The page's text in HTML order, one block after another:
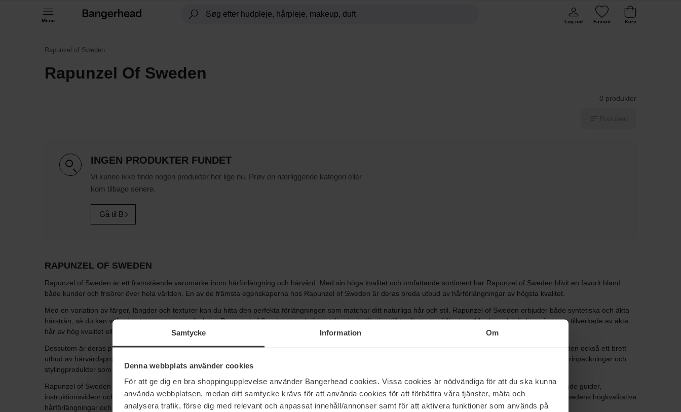
Samtycke Information Om
Denna webbplats använder cookies
För att ge dig en bra shoppingupplevelse använder Bangerhead cookies. Vissa cookies är nödvändiga för att du ska kunna
använda webbplatsen, medan ditt samtycke krävs för att använda cookies för att förbättra våra tjänster, mäta och
analysera trafik, förse dig med relevant och anpassat innehåll/annonser samt för att aktivera funktioner som används på
Menu Log ind Favorit Kurv
Rapunzel of Sweden
Rapunzel Of Sweden
0 produkter
INGEN PRODUKTER FUNDET
Vi kunne ikke finde nogen produkter her lige nu. Prøv en nærliggende kategori eller
kom tilbage senere.
Gå til B
RAPUNZEL OF SWEDEN
Rapunzel of Sweden är ett framstående varumärke inom hårförlängning och hårvård. Med sin höga kvalitet och omfattande sortiment har Rapunzel of Sweden blivit en favorit bland
både kunder och frisörer över hela världen. En av de främsta egenskaperna hos Rapunzel of Sweden är deras breda utbud av hårförlängningar av högsta kvalitet.
Med en variation av färger, längder och texturer kan du hitta den perfekta förlängningen som matchar ditt naturliga hår och stil. Rapunzel of Sweden erbjuder både syntetiska och äkta
hårstrån, så du kan välja den typ som passar dig bäst. Rapunzel of Sweden är också känt för sin dedikation till kvalitet och hållbarhet. Alla deras hårförlängningar är tillverkade av äkta
hår av hög kvalitet eller högkvalitativt syntetiskt material som håller länge och behåller sin naturliga glans.
Dessutom är deras produkter skonsamma mot ditt eget hår och hårbotten, och de är enkla att sköta och styla. Förutom hårförlängningar erbjuder Rapunzel of Sweden också ett brett
utbud av hårvårdsprodukter som är speciellt utformade för att ta hand om dina förlängningar och ditt naturliga hår. Deras produkter inkluderar schampo, balsam, hårinpackningar och
stylingprodukter som hjälper dig att upprätthålla och vårda ditt hår på bästa sätt.
Rapunzel of Sweden är inte bara känt för sina högkvalitativa produkter, utan också för sin kunskap och erfarenhet inom hårförlängning. Genom att erbjuda omfattande guider,
instruktionsvideor och support kan du vara säker på att du får den bästa möjliga upplevelsen när du använder Rapunzel of Swedens produkter. Med Rapunzel of Swedens högkvalitativa
hårförlängningar och hårvårdsprodukter kan du förvandla ditt hår och skapa fantastiska frisyrer.